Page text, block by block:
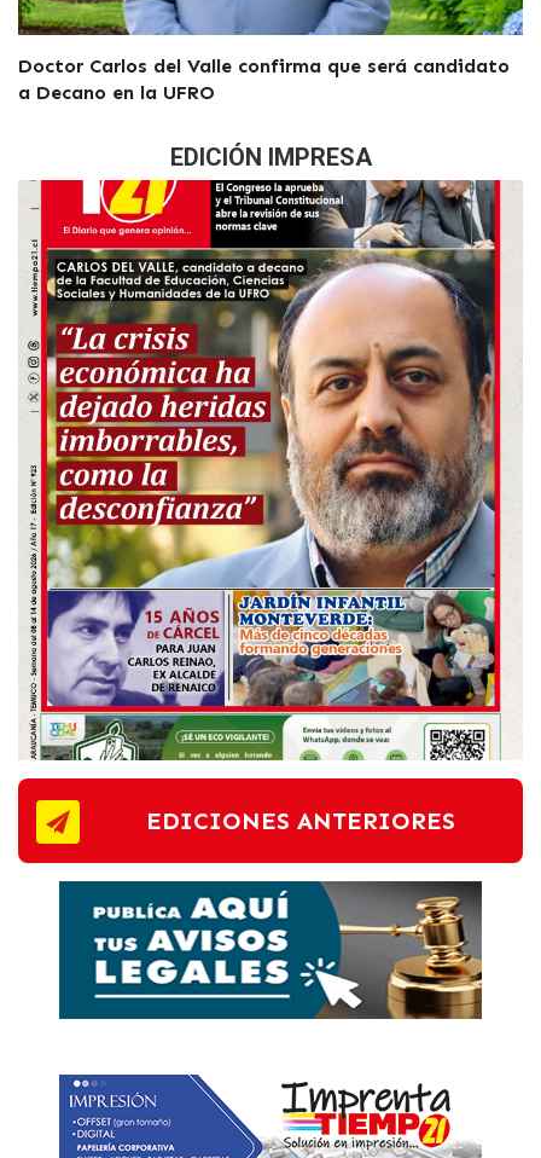
Doctor Carlos del Valle confirma que será candidato
a Decano en la UFRO
EDICIÓN IMPRESA
EDICIONES ANTERIORES